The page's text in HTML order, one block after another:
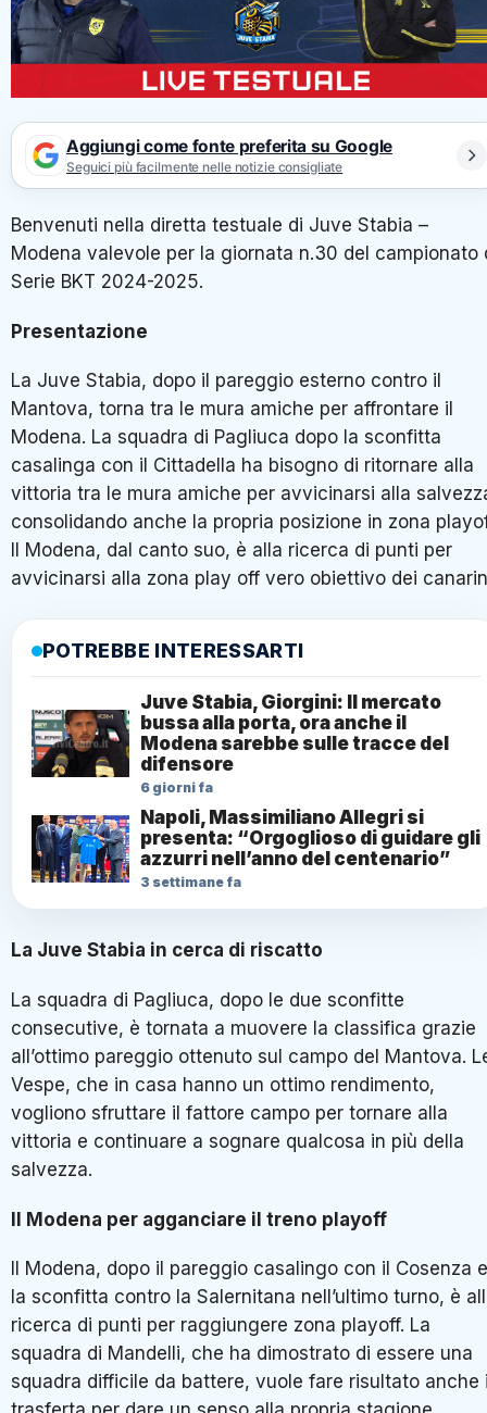
Aggiungi come fonte preferita su Google
Seguici più facilmente nelle notizie consigliate
Benvenuti nella diretta testuale di Juve Stabia –
Modena valevole per la giornata n.30 del campionato
Serie BKT 2024-2025.
Presentazione
La Juve Stabia, dopo il pareggio esterno contro il
Mantova, torna tra le mura amiche per affrontare il
Modena. La squadra di Pagliuca dopo la sconfitta
casalinga con il Cittadella ha bisogno di ritornare alla
vittoria tra le mura amiche per avvicinarsi alla
consolidando anche la propria posizione in zona
Il Modena, dal canto suo, è alla ricerca di punti per
avvicinarsi alla zona play off vero obiettivo dei
POTREBBE INTERESSARTI
Juve Stabia, Giorgini: Il mercato
bussa alla porta, ora anche il
Modena sarebbe sulle tracce del
difensore
6 giorni fa
Napoli, Massimiliano Allegri si
presenta: “Orgoglioso di guidare gli
azzurri nell’anno del centenario”
3 settimane fa
La Juve Stabia in cerca di riscatto
La squadra di Pagliuca, dopo le due sconfitte
consecutive, è tornata a muovere la classifica grazie
all’ottimo pareggio ottenuto sul campo del Mantova.
Vespe, che in casa hanno un ottimo rendimento,
vogliono sfruttare il fattore campo per tornare alla
vittoria e continuare a sognare qualcosa in più della
salvezza.
Il Modena per agganciare il treno playoff
Il Modena, dopo il pareggio casalingo con il Cosenza e
la sconfitta contro la Salernitana nell’ultimo turno, è
ricerca di punti per raggiungere zona playoff. La
squadra di Mandelli, che ha dimostrato di essere una
squadra difficile da battere, vuole fare risultato anche